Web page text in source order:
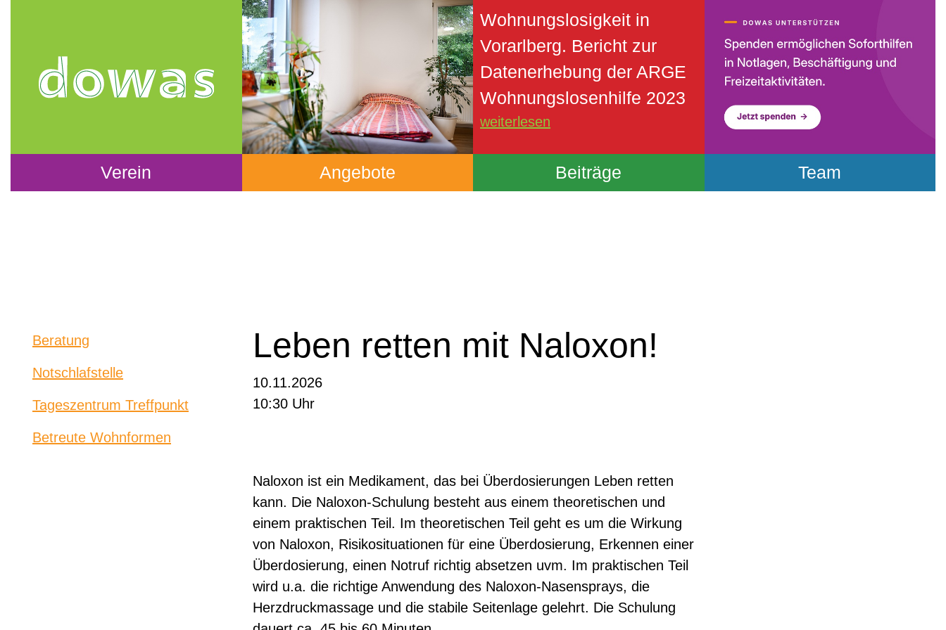
Wohnungslosigkeit in
Vorarlberg. Bericht zur
Datenerhebung der ARGE
Wohnungslosenhilfe 2023
weiterlesen
Verein Angebote Beiträge Team
Beratung
Notschlafstelle
Tageszentrum Treffpunkt
Betreute Wohnformen
Leben retten mit Naloxon!
10.11.2026
10:30 Uhr
Naloxon ist ein Medikament, das bei Überdosierungen Leben retten
kann. Die Naloxon-Schulung besteht aus einem theoretischen und
einem praktischen Teil. Im theoretischen Teil geht es um die Wirkung
von Naloxon, Risikosituationen für eine Überdosierung, Erkennen einer
Überdosierung, einen Notruf richtig absetzen uvm. Im praktischen Teil
wird u.a. die richtige Anwendung des Naloxon-Nasensprays, die
Herzdruckmassage und die stabile Seitenlage gelehrt. Die Schulung